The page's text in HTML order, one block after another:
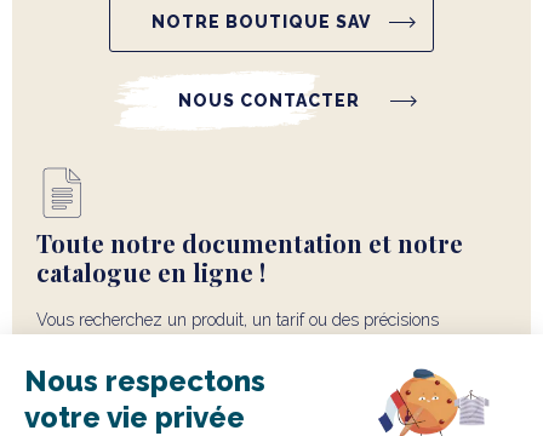
NOTRE BOUTIQUE SAV
NOUS CONTACTER
Toute notre documentation et notre
catalogue en ligne !
Vous recherchez un produit, un tarif ou des précisions
retrouver toutes les informations utiles concernant notre offre
balnéo.
Nous respectons
votre vie privée